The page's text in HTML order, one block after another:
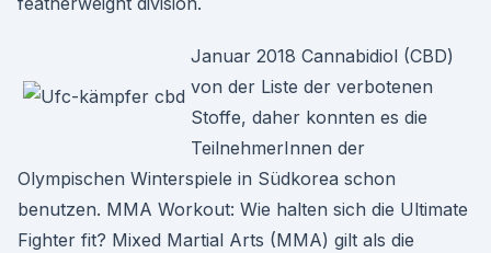
Januar 2018 Cannabidiol (CBD)
von der Liste der verbotenen
Stoffe, daher konnten es die
TeilnehmerInnen der
Olympischen Winterspiele in Südkorea schon
benutzen. MMA Workout: Wie halten sich die Ultimate
Fighter fit? Mixed Martial Arts (MMA) gilt als die